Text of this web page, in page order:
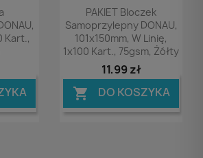
Kart.,
Podgląd
PAKIET Bloczek
Samoprzylepny DONAU,
101x150mm, W Linię,
1x100 Kart., 75gsm, Żółty
11,99 zł
 DO KOSZYKA